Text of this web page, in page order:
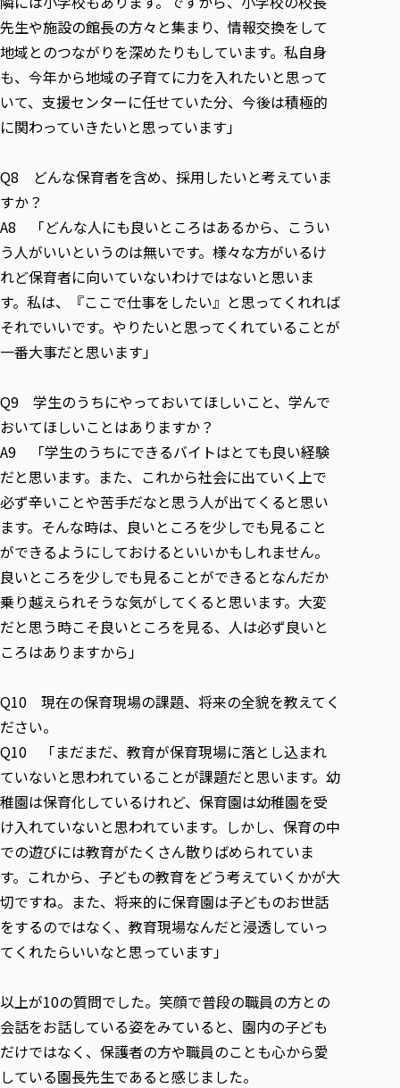
先生や施設の館長の方々と集まり、情報交換をして
地域とのつながりを深めたりもしています。私自身
も、今年から地域の子育てに力を入れたいと思って
いて、支援センターに任せていた分、今後は積極的
に関わっていきたいと思っています」
Q8 どんな保育者を含め、採用したいと考えていま
すか？
A8 「どんな人にも良いところはあるから、こうい
う人がいいというのは無いです。様々な方がいるけ
れど保育者に向いていないわけではないと思いま
す。私は、『ここで仕事をしたい』と思ってくれれば
それでいいです。やりたいと思ってくれていることが
一番大事だと思います」
Q9 学生のうちにやっておいてほしいこと、学んで
おいてほしいことはありますか？
A9 「学生のうちにできるバイトはとても良い経験
だと思います。また、これから社会に出ていく上で
必ず辛いことや苦手だなと思う人が出てくると思い
ます。そんな時は、良いところを少しでも見ること
ができるようにしておけるといいかもしれません。
良いところを少しでも見ることができるとなんだか
乗り越えられそうな気がしてくると思います。大変
だと思う時こそ良いところを見る、人は必ず良いと
ころはありますから」
Q10 現在の保育現場の課題、将来の全貌を教えてく
ださい。
Q10 「まだまだ、教育が保育現場に落とし込まれ
ていないと思われていることが課題だと思います。幼
稚園は保育化しているけれど、保育園は幼稚園を受
け入れていないと思われています。しかし、保育の中
での遊びには教育がたくさん散りばめられていま
す。これから、子どもの教育をどう考えていくかが大
切ですね。また、将来的に保育園は子どものお世話
をするのではなく、教育現場なんだと浸透していっ
てくれたらいいなと思っています」
以上が10の質問でした。笑顔で普段の職員の方との
会話をお話している姿をみていると、園内の子ども
だけではなく、保護者の方や職員のことも心から愛
している園長先生であると感じました。